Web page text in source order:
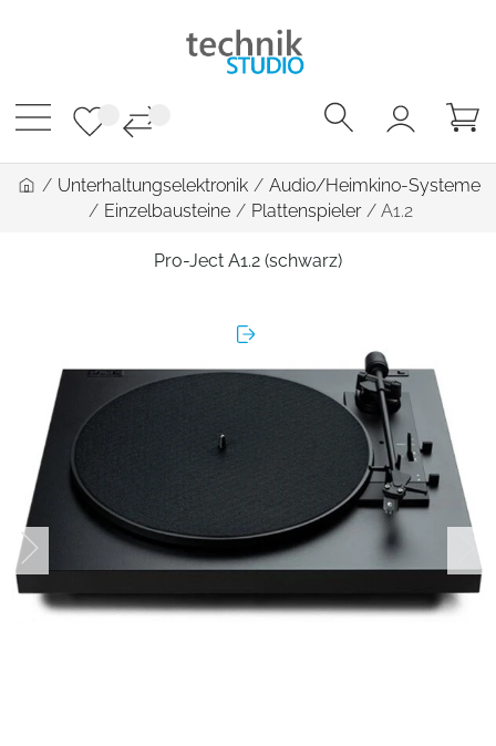
/ Unterhaltungselektronik / Audio/Heimkino-Systeme
/ Einzelbausteine / Plattenspieler/ A1.2
Pro-Ject A1.2 (schwarz)